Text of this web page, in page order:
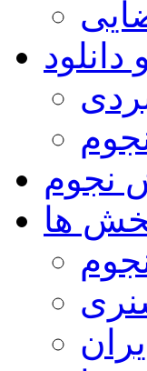
نجوم
ها